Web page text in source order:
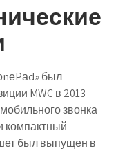
был
MWC в 2013-
звонка
компактный
был выпущен в